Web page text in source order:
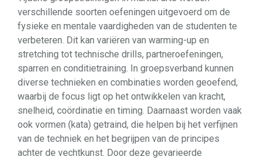
verschillende soorten oefeningen uitgevoerd om de
fysieke en mentale vaardigheden van de studenten te
verbeteren. Dit kan variëren van warming-up en
stretching tot technische drills, partneroefeningen,
sparren en conditietraining. In groepsverband kunnen
diverse technieken en combinaties worden geoefend,
waarbij de focus ligt op het ontwikkelen van kracht,
snelheid, coördinatie en timing. Daarnaast worden vaak
ook vormen (kata) getraind, die helpen bij het verfijnen
van de techniek en het begrijpen van de principes
achter de vechtkunst. Door deze gevarieerde